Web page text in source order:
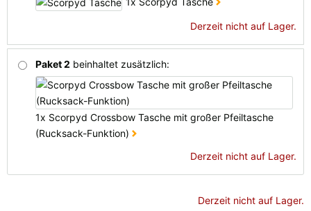
Derzeit nicht auf Lager.
Paket 2 beinhaltet zusätzlich:
1x Scorpyd Crossbow Tasche mit großer Pfeiltasche
(Rucksack-Funktion)
Derzeit nicht auf Lager.
Derzeit nicht auf Lager.